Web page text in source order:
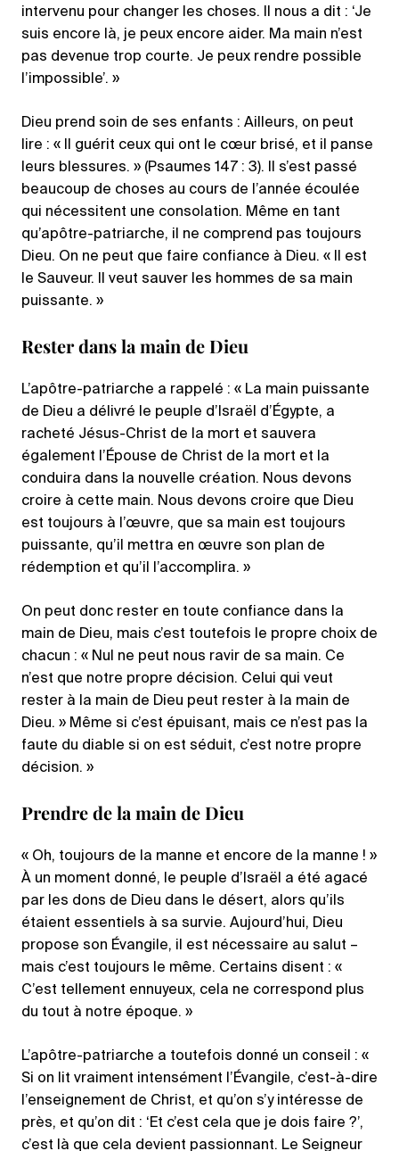
intervenu pour changer les choses. Il nous a dit : ‘Je
suis encore là, je peux encore aider. Ma main n’est
pas devenue trop courte. Je peux rendre possible
l’impossible’. »
Dieu prend soin de ses enfants : Ailleurs, on peut
lire : « Il guérit ceux qui ont le cœur brisé, et il panse
leurs blessures. » (Psaumes 147 : 3). Il s’est passé
beaucoup de choses au cours de l’année écoulée
qui nécessitent une consolation. Même en tant
qu’apôtre-patriarche, il ne comprend pas toujours
Dieu. On ne peut que faire confiance à Dieu. « Il est
le Sauveur. Il veut sauver les hommes de sa main
puissante. »
Rester dans la main de Dieu
L’apôtre-patriarche a rappelé : « La main puissante
de Dieu a délivré le peuple d’Israël d’Égypte, a
racheté Jésus-Christ de la mort et sauvera
également l’Épouse de Christ de la mort et la
conduira dans la nouvelle création. Nous devons
croire à cette main. Nous devons croire que Dieu
est toujours à l’œuvre, que sa main est toujours
puissante, qu’il mettra en œuvre son plan de
rédemption et qu’il l’accomplira. »
On peut donc rester en toute confiance dans la
main de Dieu, mais c’est toutefois le propre choix de
chacun : « Nul ne peut nous ravir de sa main. Ce
n’est que notre propre décision. Celui qui veut
rester à la main de Dieu peut rester à la main de
Dieu. » Même si c’est épuisant, mais ce n’est pas la
faute du diable si on est séduit, c’est notre propre
décision. »
Prendre de la main de Dieu
« Oh, toujours de la manne et encore de la manne ! »
À un moment donné, le peuple d’Israël a été agacé
par les dons de Dieu dans le désert, alors qu’ils
étaient essentiels à sa survie. Aujourd’hui, Dieu
propose son Évangile, il est nécessaire au salut –
mais c’est toujours le même. Certains disent : «
C’est tellement ennuyeux, cela ne correspond plus
du tout à notre époque. »
L’apôtre-patriarche a toutefois donné un conseil : «
Si on lit vraiment intensément l’Évangile, c’est-à-dire
l’enseignement de Christ, et qu’on s’y intéresse de
près, et qu’on dit : ‘Et c’est cela que je dois faire ?’,
c’est là que cela devient passionnant. Le Seigneur